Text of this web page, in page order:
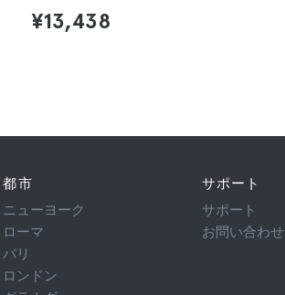
¥13,438
都市
ニューヨーク
ローマ
パリ
ロンドン
サポート
サポート
お問い合わせ